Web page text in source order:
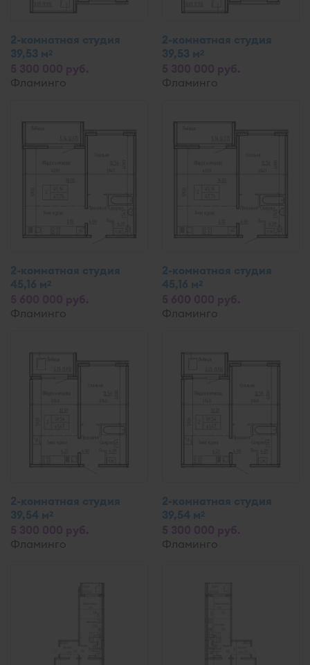
2-комнатная студия
39,53 м2
Фламинго
2-комнатная студия
39,53 м2
Фламинго
2-комнатная студия
45,16 м2
Фламинго
2-комнатная студия
45,16 м2
Фламинго
2-комнатная студия
39,54 м2
Фламинго
2-комнатная студия
39,54 м2
Фламинго